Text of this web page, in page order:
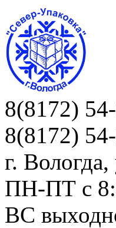
8(8172)
8(8172)
г.
ПН-ПТ c
ВС